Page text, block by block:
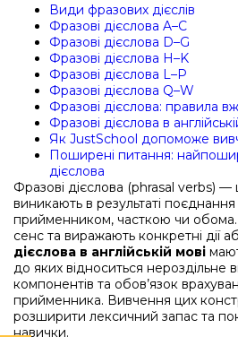
Види фразових дієслів
Фразові дієслова A–C
Фразові дієслова D–G
Фразові дієслова H–K
Фразові дієслова L–P
Фразові дієслова Q–W
Фразові дієслова: правила
Фразові дієслова в
Як JustSchool допоможе
Поширені питання:
дієслова
Фразові дієслова (phrasal verbs) —
виникають в результаті поєднання
прийменником, часткою чи
сенс та виражають конкретні дії
дієслова в англійській мові
до яких відноситься нероздільне
компонентів та обов’язок
прийменника. Вивчення цих
розширити лексичний запас та
навички.